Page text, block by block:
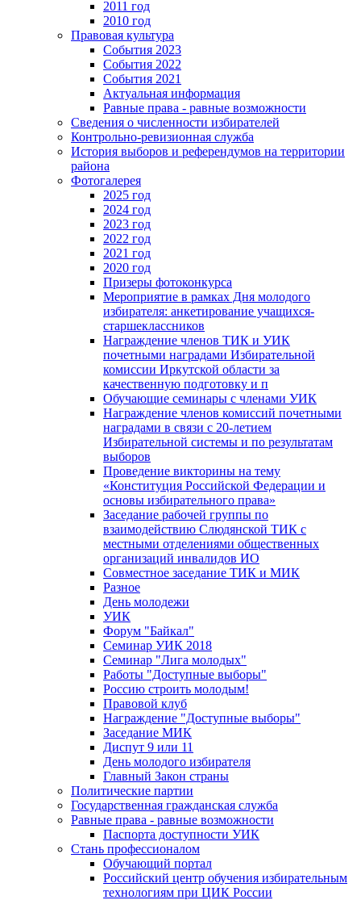
2011 год
2010 год
Правовая культура
События 2023
События 2022
События 2021
Актуальная информация
Равные права - равные возможности
Сведения о численности избирателей
Контрольно-ревизионная служба
История выборов и референдумов на территории
района
Фотогалерея
2025 год
2024 год
2023 год
2022 год
2021 год
2020 год
Призеры фотоконкурса
Мероприятие в рамках Дня молодого
избирателя: анкетирование учащихся-
старшеклассников
Награждение членов ТИК и УИК
почетными наградами Избирательной
комиссии Иркутской области за
качественную подготовку и п
Обучающие семинары с членами УИК
Награждение членов комиссий почетными
наградами в связи с 20-летием
Избирательной системы и по результатам
выборов
Проведение викторины на тему
«Конституция Российской Федерации и
основы избирательного права»
Заседание рабочей группы по
взаимодействию Слюдянской ТИК с
местными отделениями общественных
организаций инвалидов ИО
Совместное заседание ТИК и МИК
Разное
День молодежи
УИК
Форум "Байкал"
Семинар УИК 2018
Семинар "Лига молодых"
Работы "Доступные выборы"
Россию строить молодым!
Правовой клуб
Награждение "Доступные выборы"
Заседание МИК
Диспут 9 или 11
День молодого избирателя
Главный Закон страны
Политические партии
Государственная гражданская служба
Равные права - равные возможности
Паспорта доступности УИК
Стань профессионалом
Обучающий портал
Российский центр обучения избирательным
технологиям при ЦИК России